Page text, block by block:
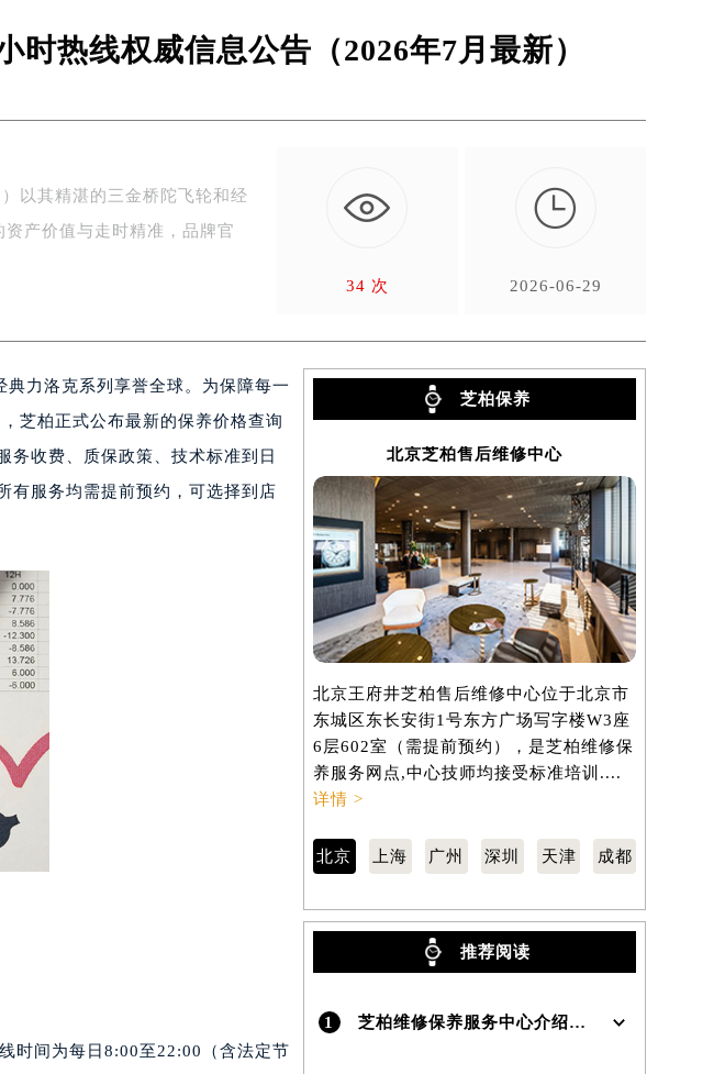
）
预约）
层1706室（需提前预约）
）
提前预约）
14层07室（需提前预约）
提前预约）
）
约）
）
约）
约）
）10层13室（需提前预约）
提前预约）
需提前预约）
约）
热线权威信息公告（2026年7月最新）
以其精湛的三金桥陀飞轮和经
产价值与走时精准，品牌官
34 次

2026-06-29
力洛克系列享誉全球。为保障每一
芝柏正式公布最新的保养价格查询
务收费、质保政策、技术标准到日
有服务均需提前预约，可选择到店
时间为每日8:00至22:00（含法定节
芝柏保养
北京芝柏售后维修中心
北京王府井芝柏售后维修中心位于北京市
东城区东长安街1号东方广场写字楼W3座
6层602室（需提前预约），是芝柏维修保
养服务网点,中心技师均接受标准培训....
详情 >
北京 上海 广州 深圳 天津 成都
推荐阅读
1 芝柏维修保养服务中心介绍 | GirardPerregaux